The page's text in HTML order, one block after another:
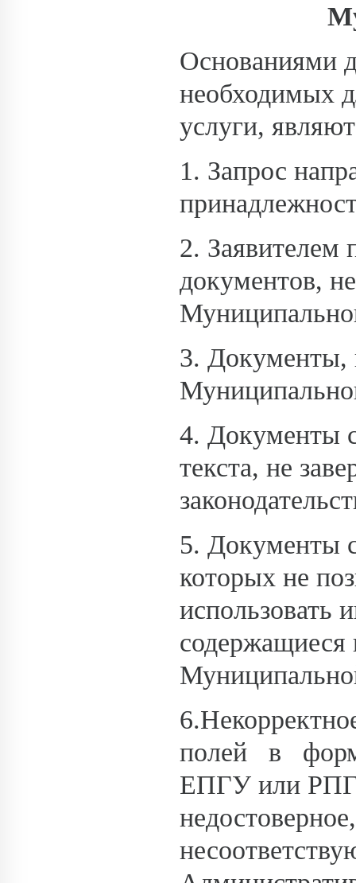
Основаниями
необходимых
услуги,
1. Запрос
2. Заявителем
документов,
3. Документы,
4. Документы
текста, не
5. Документы
которых не
использовать
содержащиеся
полей в
ЕПГУ или